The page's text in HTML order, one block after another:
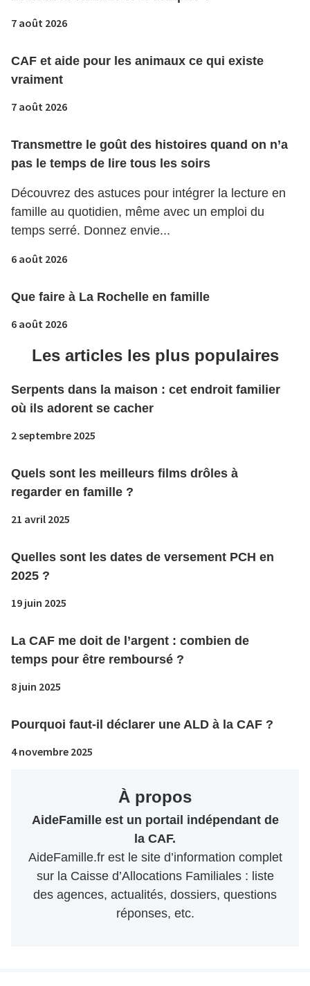
7 août 2026
CAF et aide pour les animaux ce qui existe
vraiment
7 août 2026
Transmettre le goût des histoires quand on n’a
pas le temps de lire tous les soirs
Découvrez des astuces pour intégrer la lecture en
famille au quotidien, même avec un emploi du
temps serré. Donnez envie...
6 août 2026
Que faire à La Rochelle en famille
6 août 2026
Les articles les plus populaires
Serpents dans la maison : cet endroit familier
où ils adorent se cacher
2 septembre 2025
Quels sont les meilleurs films drôles à
regarder en famille ?
21 avril 2025
Quelles sont les dates de versement PCH en
2025 ?
19 juin 2025
La CAF me doit de l’argent : combien de
temps pour être remboursé ?
8 juin 2025
Pourquoi faut-il déclarer une ALD à la CAF ?
4 novembre 2025
À propos
AideFamille est un portail indépendant de
la CAF.
AideFamille.fr est le site d’information complet
sur la Caisse d’Allocations Familiales : liste
des agences, actualités, dossiers, questions
réponses, etc.